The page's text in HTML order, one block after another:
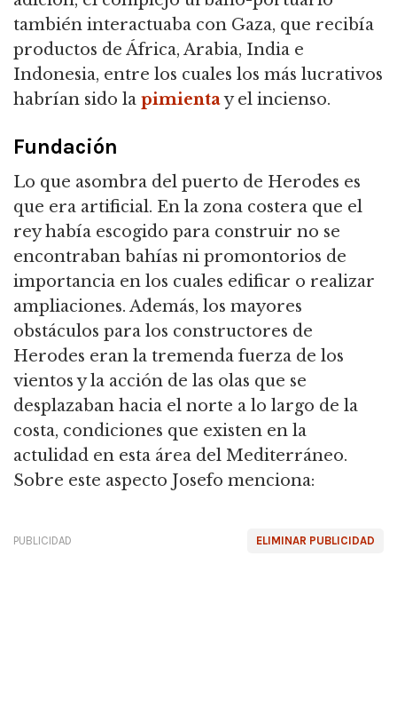
también interactuaba con Gaza, que recibía
productos de África, Arabia, India e
Indonesia, entre los cuales los más lucrativos
habrían sido la pimientay el incienso.
Fundación
Lo que asombra del puerto de Herodes es
que era artificial. En la zona costera que el
rey había escogido para construir no se
encontraban bahías ni promontorios de
importancia en los cuales edificar o realizar
ampliaciones. Además, los mayores
obstáculos para los constructores de
Herodes eran la tremenda fuerza de los
vientos y la acción de las olas que se
desplazaban hacia el norte a lo largo de la
costa, condiciones que existen en la
actulidad en esta área del Mediterráneo.
Sobre este aspecto Josefo menciona:
ELIMINAR PUBLICIDAD
PUBLICIDAD